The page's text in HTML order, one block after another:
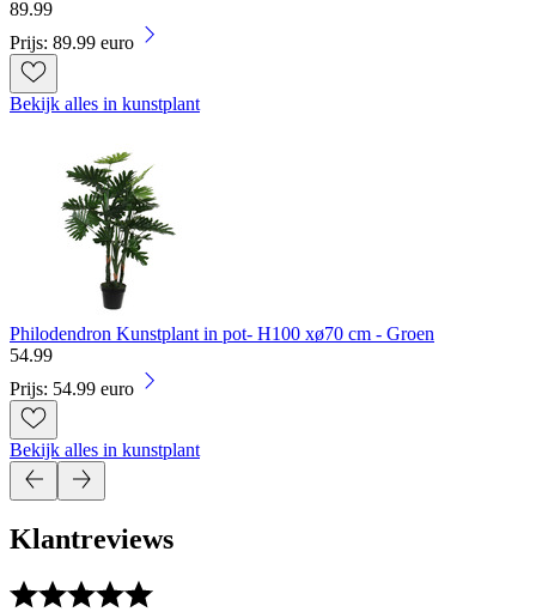
89.99
Prijs: 89.99 euro
Bekijk alles in kunstplant
Philodendron Kunstplant in pot- H100 xø70 cm - Groen
54.99
Prijs: 54.99 euro
Bekijk alles in kunstplant
Klantreviews